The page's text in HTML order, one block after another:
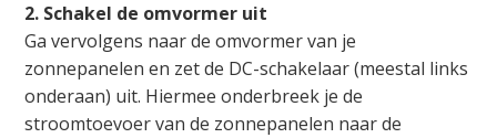
2. Schakel de omvormer uit
Ga vervolgens naar de omvormer van je
zonnepanelen en zet de DC-schakelaar (meestal links
onderaan) uit. Hiermee onderbreek je de
stroomtoevoer van de zonnepanelen naar de